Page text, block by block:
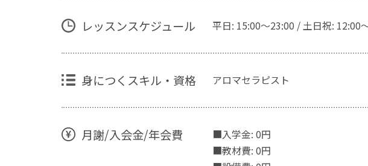
レッスンスケジュール 平日: 15:00～23:00 / 土日祝: 12:00
身につくスキル・資格 アロマセラピスト
月謝/入会金/年会費
■入学金: 0円
■教材費: 0円